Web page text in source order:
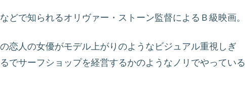
どで知られるオリヴァー・ストーン監督によるＢ級映画。
恋人の女優がモデル上がりのようなビジュアル重視しぎ
でサーフショップを経営するかのようなノリでやっている